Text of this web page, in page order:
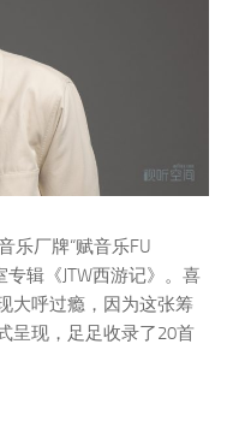
乐厂牌“赋音乐FU
专辑《JTW西游记》。喜
大呼过瘾，因为这张筹
呈现，足足收录了20首